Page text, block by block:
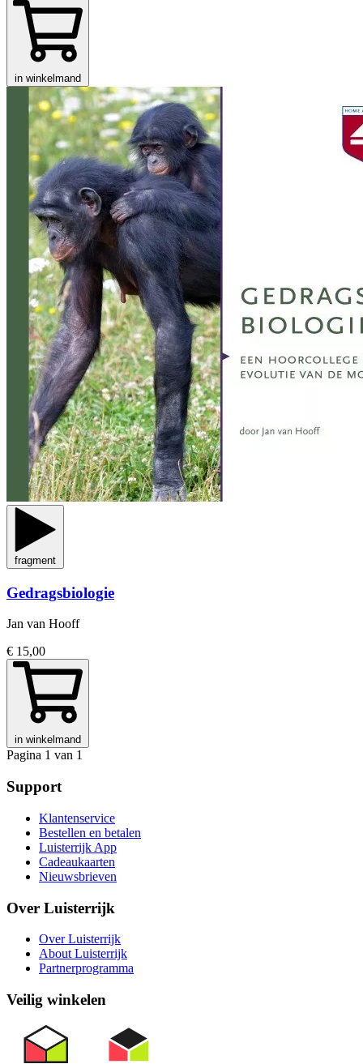
in winkelmand
fragment
Gedragsbiologie
Jan van Hooff
€ 15,00
in winkelmand
Pagina 1 van 1
Support
Klantenservice
Bestellen en betalen
Luisterrijk App
Cadeaukaarten
Nieuwsbrieven
Over Luisterrijk
Over Luisterrijk
About Luisterrijk
Partnerprogramma
Veilig winkelen